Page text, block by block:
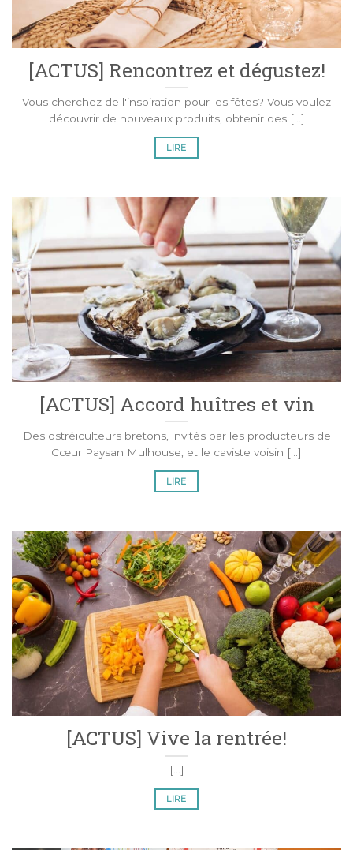
[ACTUS] Rencontrez et dégustez!
Vous cherchez de l'inspiration pour les fêtes? Vous voulez
découvrir de nouveaux produits, obtenir des [...]
LIRE
[ACTUS] Accord huîtres et vin
Des ostréiculteurs bretons, invités par les producteurs de
Cœur Paysan Mulhouse, et le caviste voisin [...]
LIRE
[ACTUS] Vive la rentrée!
[...]
LIRE